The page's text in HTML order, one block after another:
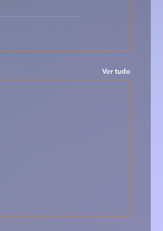
Ver tudo